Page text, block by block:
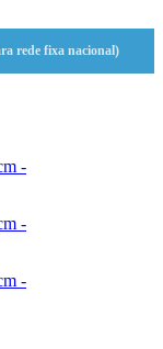
rede fixa nacional)